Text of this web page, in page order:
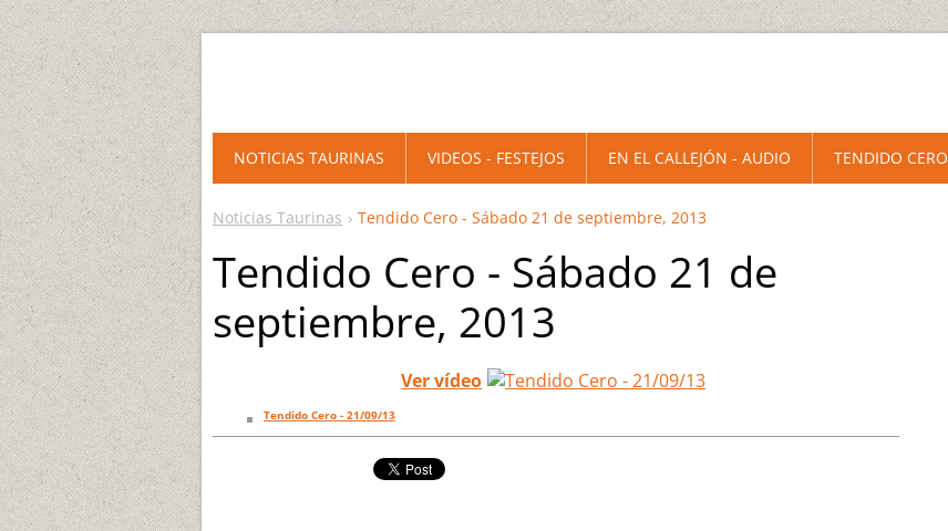
Noticias Taurinas Tendido Cero - Sábado 21 de septiembre, 2013
Tendido Cero - Sábado 21 de
septiembre, 2013
Ver vídeo
Tendido Cero - 21/09/13
NOTICIAS TAURINAS VIDEOS - FESTEJOS EN EL CALLEJÓN - AUDIO TENDIDO CERO